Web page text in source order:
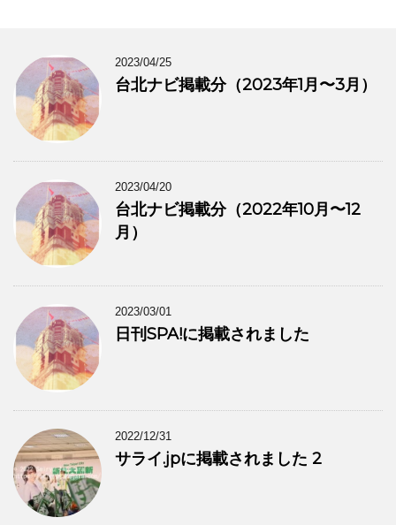
2023/04/25
台北ナビ掲載分（2023年1月〜3月）
2023/04/20
台北ナビ掲載分（2022年10月〜12
月）
2023/03/01
日刊SPA!に掲載されました
2022/12/31
サライ.jpに掲載されました 2